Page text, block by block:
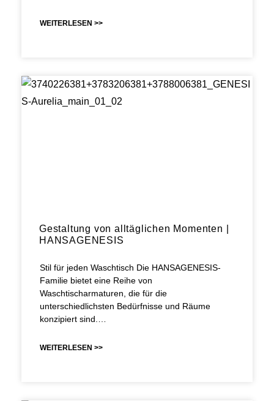
WEITERLESEN >>
Gestaltung von alltäglichen Momenten |
HANSAGENESIS
Stil für jeden Waschtisch Die HANSAGENESIS-
Familie bietet eine Reihe von
Waschtischarmaturen, die für die
unterschiedlichsten Bedürfnisse und Räume
konzipiert sind.…
WEITERLESEN >>